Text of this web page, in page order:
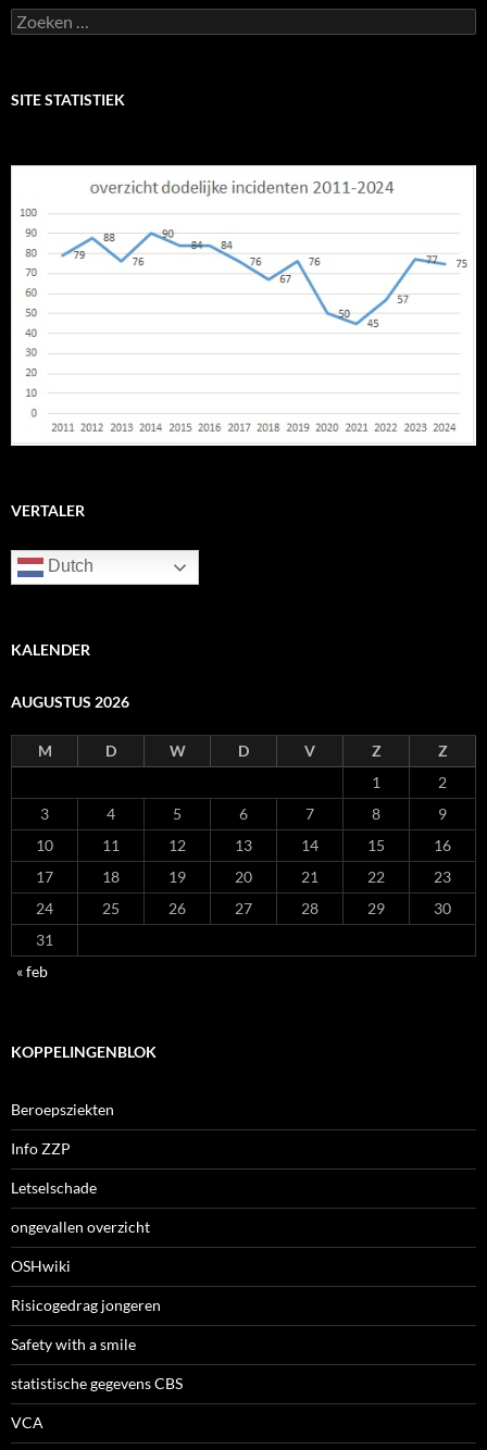
Zoeken
naar:
SITE STATISTIEK
VERTALER
Dutch
KALENDER
AUGUSTUS 2026
M D W D V Z
Z
1
2
3
4 5 6 7 8
9
10
11 12 13 14 15
16
17
18 19 20 21 22
23
24
25 26 27 28 29
30
31
« feb
KOPPELINGENBLOK
Beroepsziekten
Info ZZP
Letselschade
ongevallen overzicht
OSHwiki
Risicogedrag jongeren
Safety with a smile
statistische gegevens CBS
VCA